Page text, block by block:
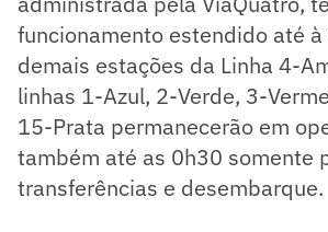
funcionamento estendido até
demais estações da Linha 4-
linhas 1-Azul, 2-Verde, 3-
15-Prata permanecerão em
também até as 0h30 somente
transferências e desembarque.